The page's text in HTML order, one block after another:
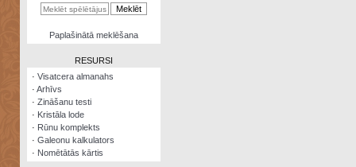
kalkulators
NomētātāsPaplašinātā meklēšana
RESURSI
· Visatcera almanahs
· Arhīvs
· Zināšanu testi
· Kristāla lode
· Rūnu komplekts
· Galeonu kalkulators
· Nomētātās kārtis